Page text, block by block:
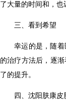
了大量的时间和，也
三、看到希望
幸运的是，随
的治疗方法后，逐
了的提升。
四、沈阳肤康皮